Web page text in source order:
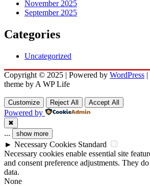
November 2025
September 2025
Categories
Uncategorized
Copyright © 2025 | Powered by WordPress |
theme by A WP Life
Customize Reject All Accept All
Powered by
✖
... show more
► Necessary Cookies Standard
Necessary cookies enable essential site
and consent preference adjustments. They
data.
None